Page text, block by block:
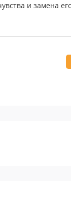
и замена